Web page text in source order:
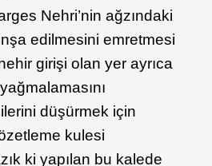
Nehri’nin ağzındaki
edilmesini emretmesi
girişi olan yer ayrıca
düşürmek için
kulesi
ki yapılan bu kalede